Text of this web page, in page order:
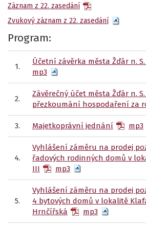
Záznam z 22. zasedání
Zvukový záznam z 22. zasedání
Program:
1.
Účetní závěrka města Žďár n.
mp3
2.
Závěrečný účet města Žďár n. S.
přezkoumání hospodaření za
3. Majetkoprávní jednání mp3
4.
Vyhlášení záměru na prodej
řadových rodinných domů v
III
mp3
5.
Vyhlášení záměru na prodej
4 bytových domů v lokalitě
Hrnčířská
mp3